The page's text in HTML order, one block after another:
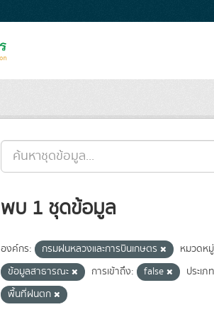
พบ 1 ชุดข้อมูล
องค์กร: กรมฝนหลวงและการบินเกษตร
หมวดห
ข้อมูลสาธารณะ
การเข้าถึง: false ประเ
พื้นที่ฝนตก